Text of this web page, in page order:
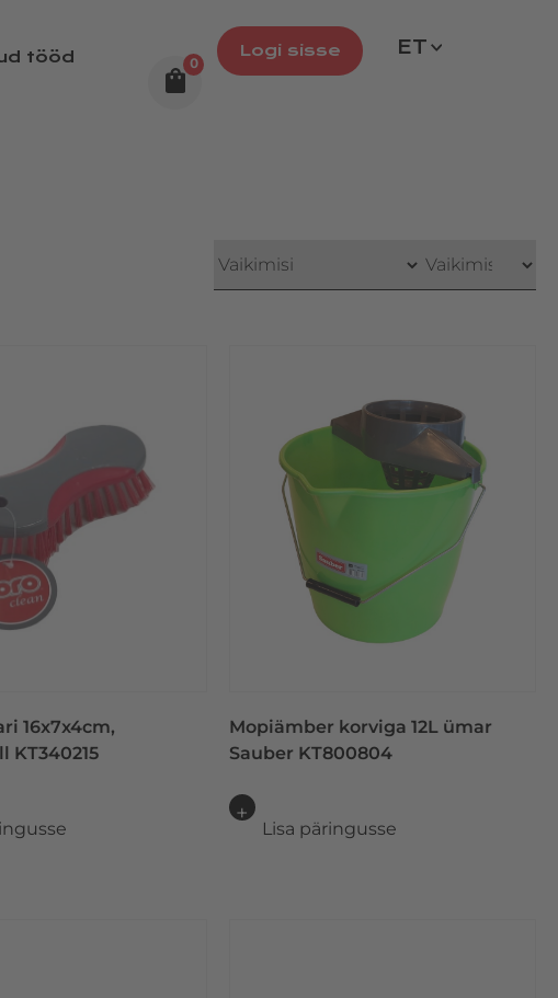
tööd 0
Logi sisse ET
16x7x4cm,
KT340215
Mopiämber korviga 12L ümar
Sauber KT800804
Lisa päringusse